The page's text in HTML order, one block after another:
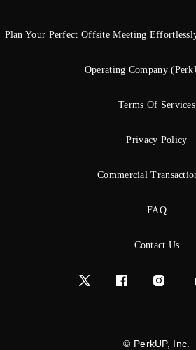
Plan Your Perfect Offsite Meeting
Operating Company
Terms Of Services
Privacy Policy
Commercial
FAQ
Contact Us
© PerkUP, Inc.